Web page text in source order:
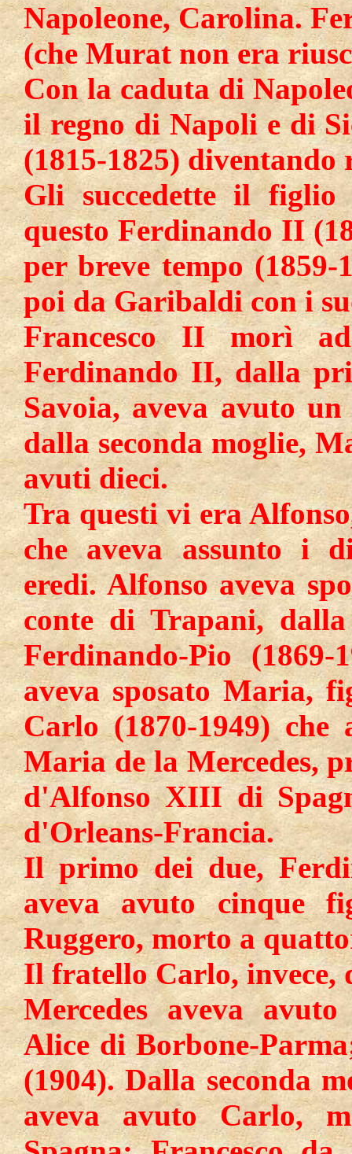
Napoleone, Carolina.
(che Murat non era
Con la caduta di
il regno di Napoli e di
(1815-1825) diventando
Gli succedette il figlio
questo Ferdinando II
per breve tempo (1859-
poi da Garibaldi con i
Francesco II morì
Ferdinando II, dalla
Savoia, aveva avuto
dalla seconda moglie,
avuti dieci.
Tra questi vi era
che aveva assunto i
eredi. Alfonso aveva
conte di Trapani,
Ferdinando-Pio
aveva sposato Maria,
Carlo (1870-1949) che
Maria de la Mercedes,
d'Alfonso XIII di
d'Orleans-Francia.
Il primo dei due,
aveva avuto cinque
Ruggero, morto a
Il fratello Carlo, invece,
Mercedes aveva
Alice di Borbone-
(1904). Dalla seconda
aveva avuto Carlo,